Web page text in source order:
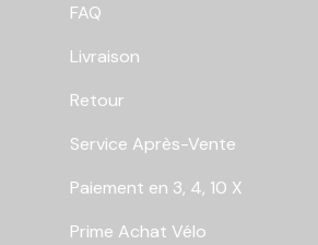
FAQ
Livraison
Retour
Service Après-Vente
Paiement en 3, 4, 10 X
Prime Achat Vélo